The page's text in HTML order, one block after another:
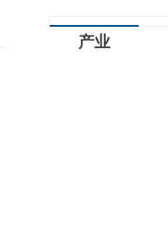
产业